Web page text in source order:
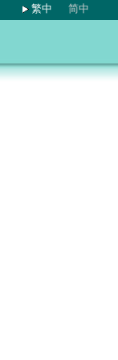
繁中 简中